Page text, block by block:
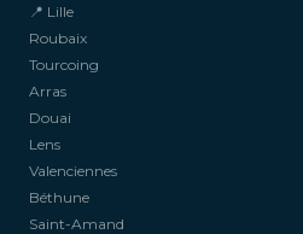
📍 Lille
Roubaix
Tourcoing
Arras
Douai
Lens
Valenciennes
Béthune
Saint-Amand